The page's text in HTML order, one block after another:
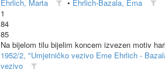
Ehrlich, Marta • Ehrlich-Bazala, Ema
1
84
85
Na bijelom tilu bijelim koncem izvezen motiv
1952/2, "Umjetničko vezivo Eme Ehrlich -
vezivo